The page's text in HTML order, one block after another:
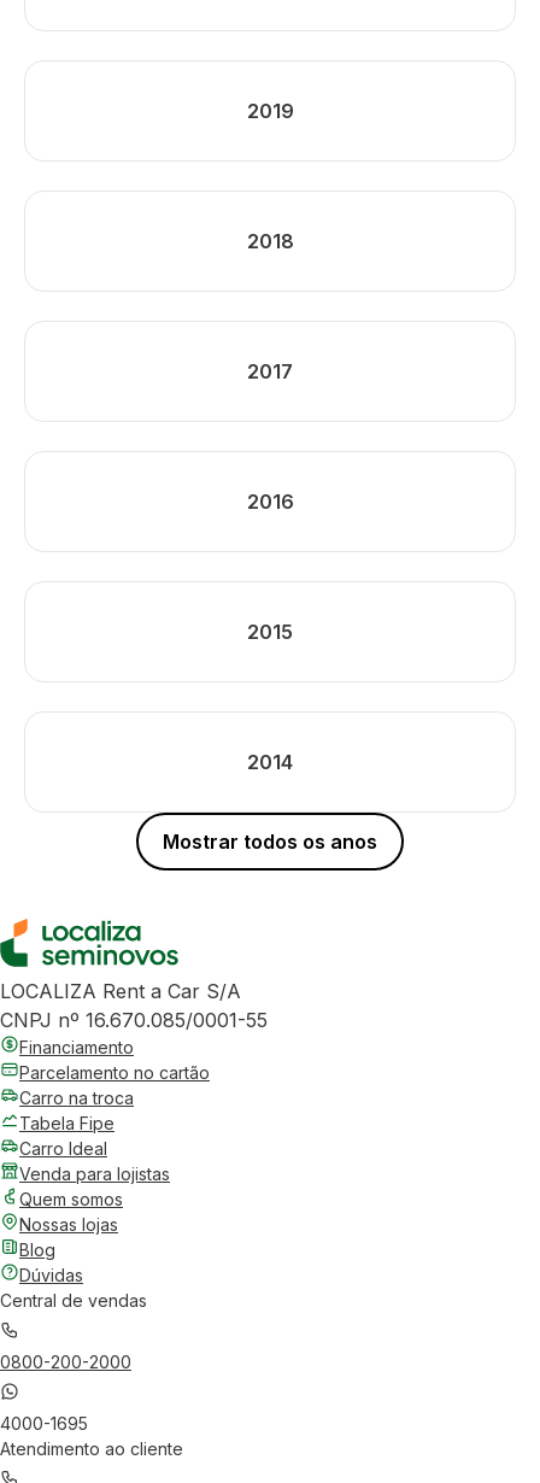
2019
2018
2017
2016
2015
2014
Mostrar todos os anos
LOCALIZA Rent a Car S/A
CNPJ nº 16.670.085/0001-55
Financiamento
Parcelamento no cartão
Carro na troca
Tabela Fipe
Carro Ideal
Venda para lojistas
Quem somos
Nossas lojas
Blog
Dúvidas
Central de vendas
0800-200-2000
4000-1695
Atendimento ao cliente